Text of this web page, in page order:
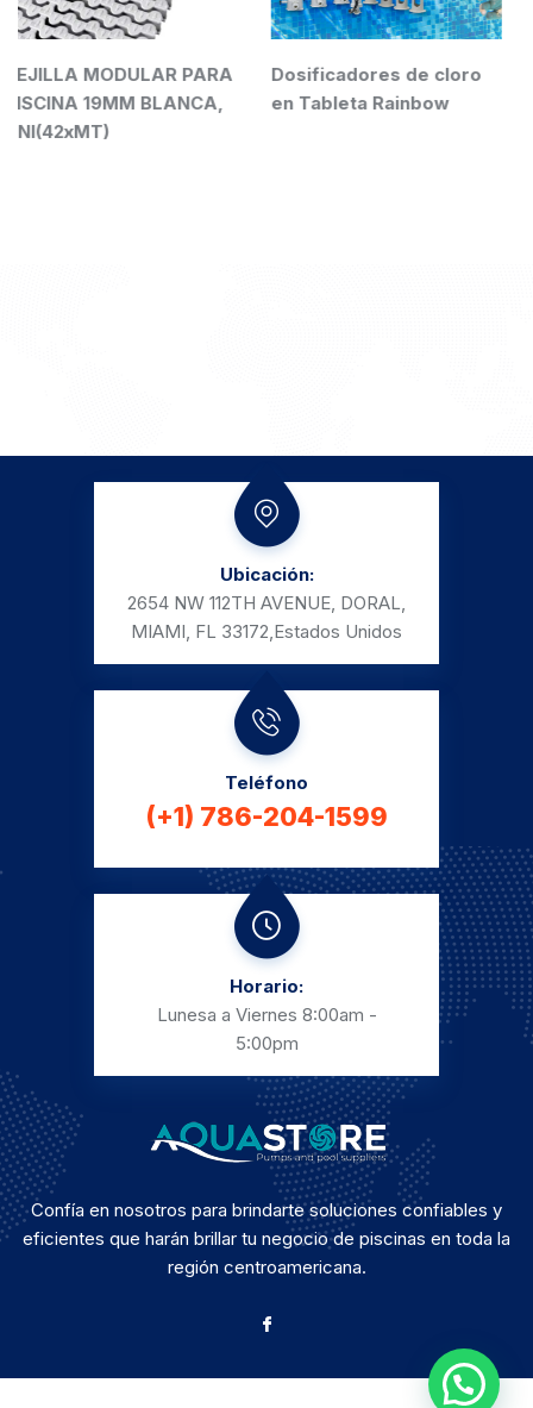
PARA
BLANCA,
Dosificadores de cloro
en Tableta Rainbow
IntelliTouch
Ubicación:
2654 NW 112TH AVENUE, DORAL,
MIAMI, FL 33172, Estados Unidos
Teléfono
(+1) 786-204-1599
Horario:
Lunesa a Viernes 8:00am -
5:00pm
Confía en nosotros para brindarte soluciones confiables y
eficientes que harán brillar tu negocio de piscinas en toda la
región centroamericana.